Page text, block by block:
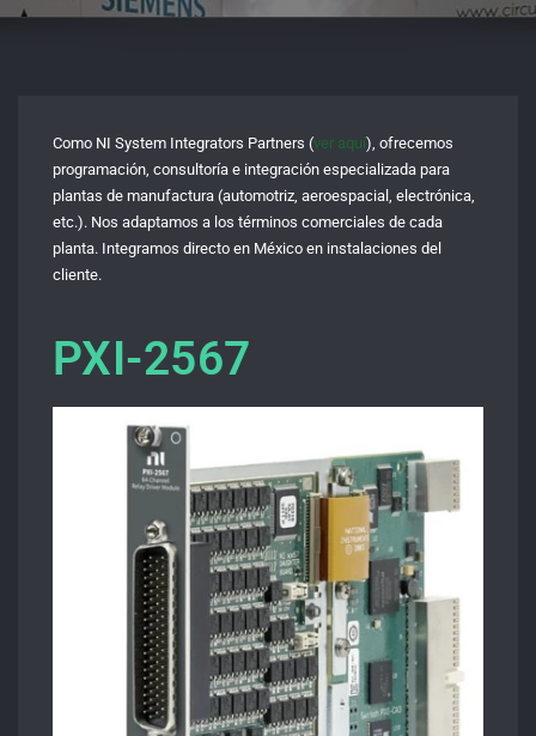
Como NI System Integrators Partners (ver aquí), ofrecemos
programación, consultoría e integración especializada para
plantas de manufactura (automotriz, aeroespacial, electrónica,
etc.). Nos adaptamos a los términos comerciales de cada
planta. Integramos directo en México en instalaciones del
cliente.
PXI-2567